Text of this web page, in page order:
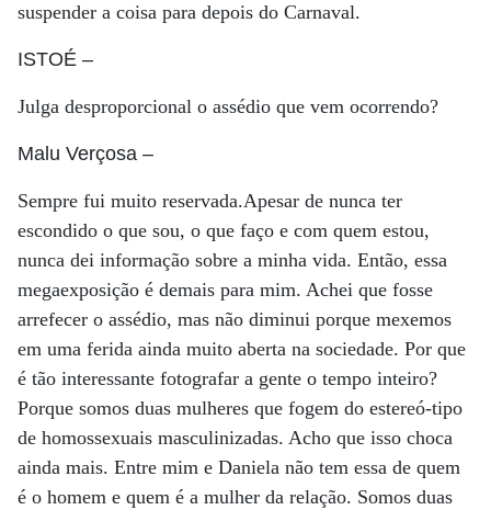
suspender a coisa para depois do Carnaval.
ISTOÉ –
Julga desproporcional o assédio que vem ocorrendo?
Malu Verçosa –
Sempre fui muito reservada.Apesar de nunca ter
escondido o que sou, o que faço e com quem estou,
nunca dei informação sobre a minha vida. Então, essa
megaexposição é demais para mim. Achei que fosse
arrefecer o assédio, mas não diminui porque mexemos
em uma ferida ainda muito aberta na sociedade. Por que
é tão interessante fotografar a gente o tempo inteiro?
Porque somos duas mulheres que fogem do estereó-tipo
de homossexuais masculinizadas. Acho que isso choca
ainda mais. Entre mim e Daniela não tem essa de quem
é o homem e quem é a mulher da relação. Somos duas